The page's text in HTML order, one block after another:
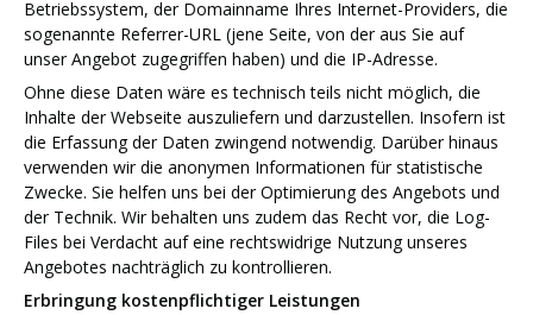
Betriebssystem, der Domainname Ihres Internet-Providers, die
sogenannte Referrer-URL (jene Seite, von der aus Sie auf
unser Angebot zugegriffen haben) und die IP-Adresse.
Ohne diese Daten wäre es technisch teils nicht möglich, die
Inhalte der Webseite auszuliefern und darzustellen. Insofern ist
die Erfassung der Daten zwingend notwendig. Darüber hinaus
verwenden wir die anonymen Informationen für statistische
Zwecke. Sie helfen uns bei der Optimierung des Angebots und
der Technik. Wir behalten uns zudem das Recht vor, die Log-
Files bei Verdacht auf eine rechtswidrige Nutzung unseres
Angebotes nachträglich zu kontrollieren.
Erbringung kostenpflichtiger Leistungen